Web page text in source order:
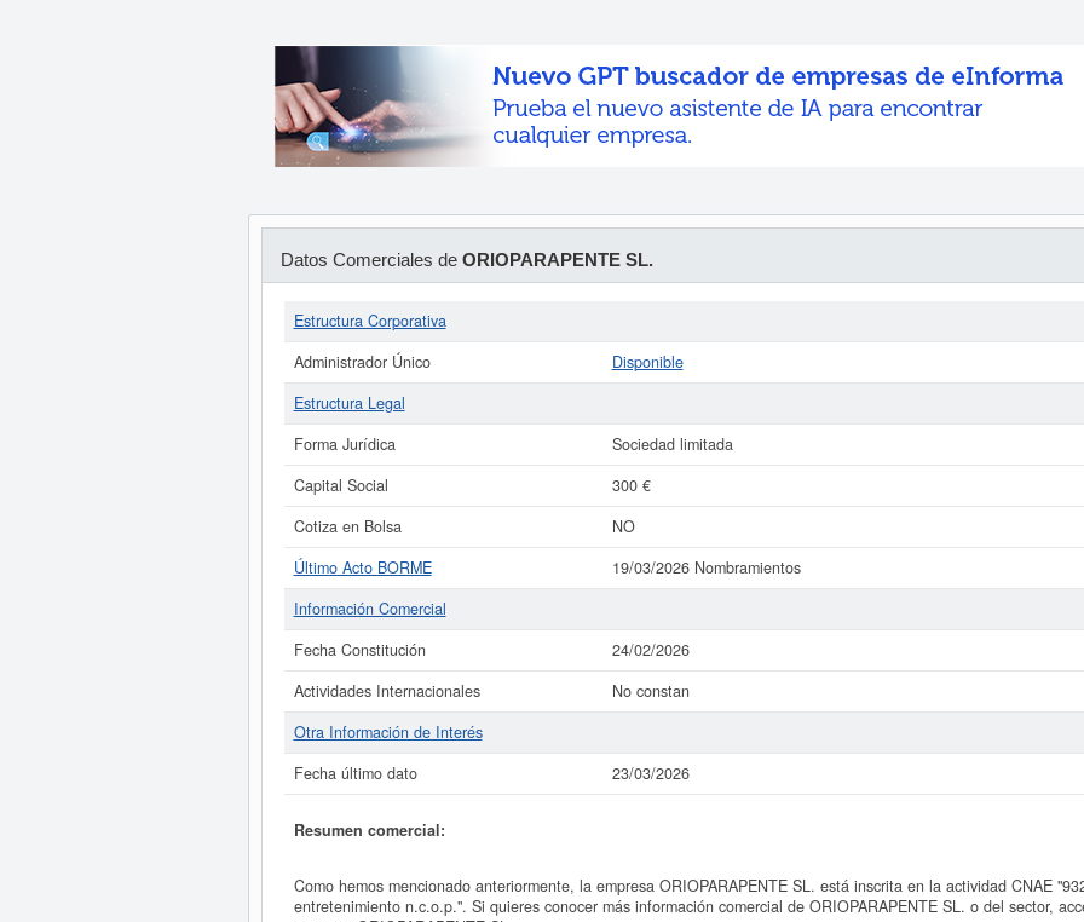
Datos Comerciales de ORIOPARAPENTE SL.
Estructura Corporativa
Administrador Único
Disponible
Estructura Legal
Forma Jurídica
Sociedad limitada
Capital Social
300 €
Cotiza en Bolsa
NO
Último Acto BORME
19/03/2026 Nombramientos
Información Comercial
Fecha Constitución
24/02/2026
Actividades Internacionales
No constan
Otra Información de Interés
Fecha último dato
23/03/2026
Resumen comercial:
Como hemos mencionado anteriormente, la empresa ORIOPARAPENTE SL. está inscrita en la actividad CNAE
entretenimiento n.c.o.p.". Si quieres conocer más información comercial de ORIOPARAPENTE SL. o del sector,